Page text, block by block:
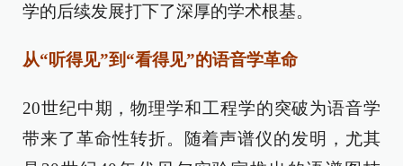
学的后续发展打下了深厚的学术根基。
从“听得见”到“看得见”的语音学革命
20世纪中期，物理学和工程学的突破为语音学
带来了革命性转折。随着声谱仪的发明，尤其